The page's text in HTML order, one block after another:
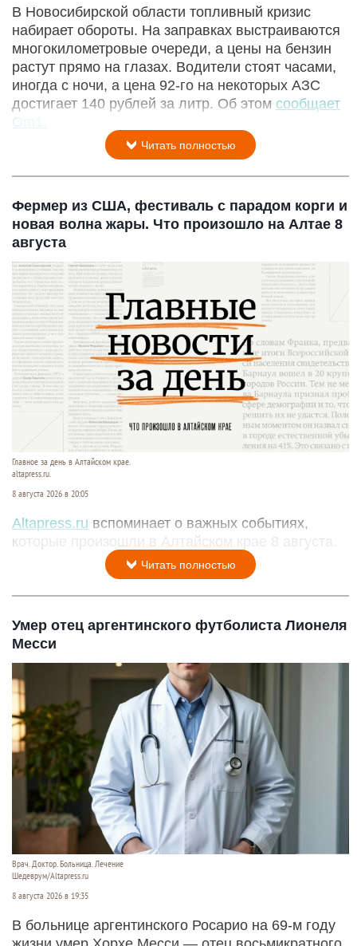
В Новосибирской области топливный кризис
набирает обороты. На заправках выстраиваются
многокилометровые очереди, а цены на бензин
растут прямо на глазах. Водители стоят часами,
иногда с ночи, а цена 92-го на некоторых АЗС
достигает 140 рублей за литр. Об этом сообщает
Om1.
Читать полностью
Фермер из США, фестиваль с парадом корги и
новая волна жары. Что произошло на Алтае 8
августа
Главное за день в Алтайском крае.
altapress.ru.
8 августа 2026 в 20:05
Altapress.ru вспоминает о важных событиях,
которые произошли в Алтайском крае 8 августа.
Читать полностью
Умер отец аргентинского футболиста Лионеля
Месси
Врач. Доктор. Больница. Лечение
Шедеврум/Altapress.ru
8 августа 2026 в 19:35
В больнице аргентинского Росарио на 69-м году